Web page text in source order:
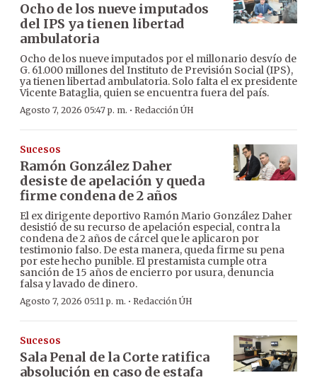
Ocho de los nueve imputados
del IPS ya tienen libertad
ambulatoria
Ocho de los nueve imputados por el millonario desvío de
G. 61.000 millones del Instituto de Previsión Social (IPS),
ya tienen libertad ambulatoria. Solo falta el ex presidente
Vicente Bataglia, quien se encuentra fuera del país.
Agosto 7, 2026 05:47 p. m. · Redacción ÚH
Sucesos
Ramón González Daher
desiste de apelación y queda
firme condena de 2 años
El ex dirigente deportivo Ramón Mario González Daher
desistió de su recurso de apelación especial, contra la
condena de 2 años de cárcel que le aplicaron por
testimonio falso. De esta manera, queda firme su pena
por este hecho punible. El prestamista cumple otra
sanción de 15 años de encierro por usura, denuncia
falsa y lavado de dinero.
Agosto 7, 2026 05:11 p. m. · Redacción ÚH
Sucesos
Sala Penal de la Corte ratifica
absolución en caso de estafa